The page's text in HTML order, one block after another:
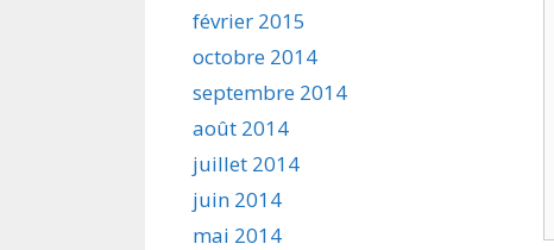
février 2015
octobre 2014
septembre 2014
août 2014
juillet 2014
juin 2014
mai 2014